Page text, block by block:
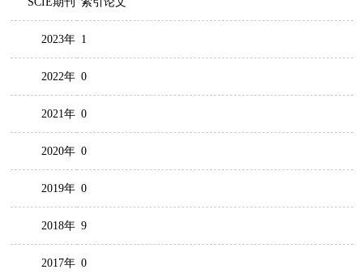
2023年 1
2022年 0
2021年 0
2020年 0
2019年 0
2018年 9
2017年 0